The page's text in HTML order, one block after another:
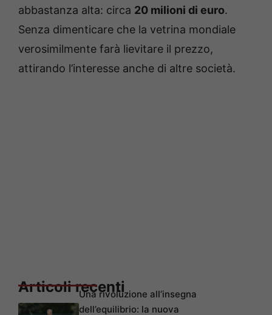
abbastanza alta: circa 20 milioni di euro.
Senza dimenticare che la vetrina mondiale
verosimilmente farà lievitare il prezzo,
attirando l’interesse anche di altre società.
Articoli recentiUna rivoluzione all’insegna
dell’equilibrio: la nuova